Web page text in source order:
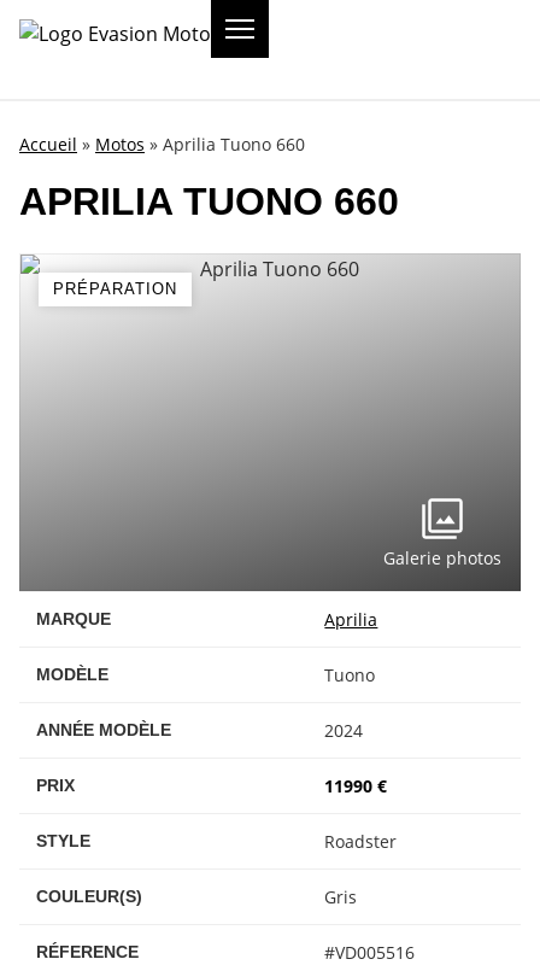
Accueil » Motos » Aprilia Tuono 660
APRILIA TUONO 660
MARQUE Aprilia
MODÈLE Tuono
ANNÉE MODÈLE 2024
PRIX 11990 €
STYLE Roadster
COULEUR(S) Gris
RÉFERENCE #VD005516
Galerie photos
PRÉPARATION